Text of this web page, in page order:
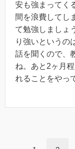
安も強まってく
間を浪費してし
て勉強しましょ
り強いというの
話を聞くので、
ね。あと2ヶ月
れることをやっ